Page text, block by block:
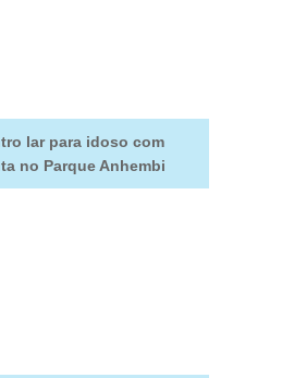
lar para idoso com
no Parque Anhembi